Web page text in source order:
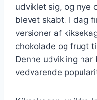
udviklet sig, og nye
blevet skabt. I dag
versioner af
chokolade og frugt
Denne udvikling har
vedvarende